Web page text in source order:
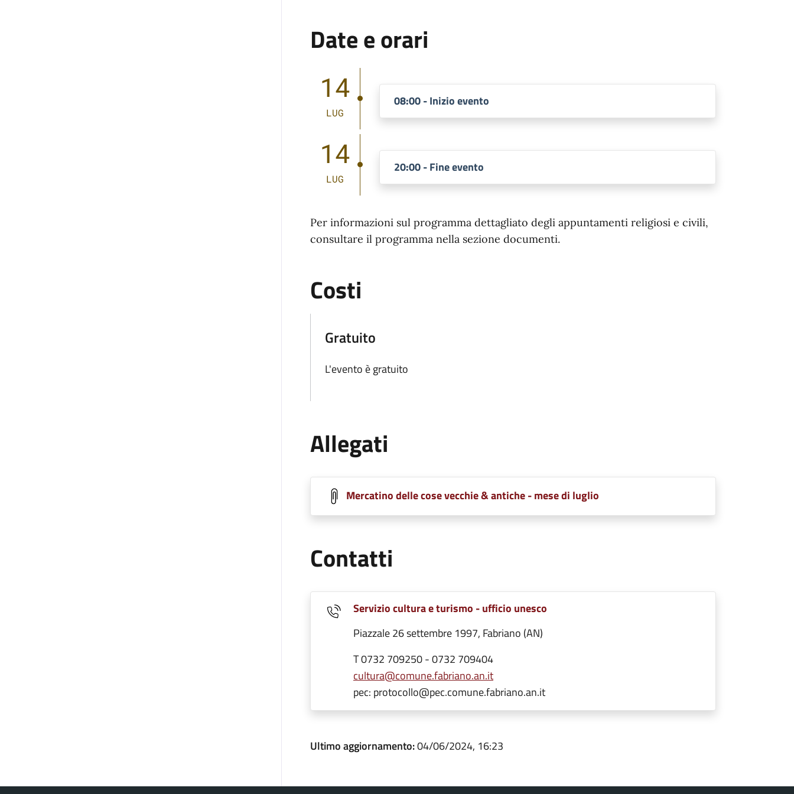
Date e orari
14
LUG
08:00 - Inizio evento
14
LUG
20:00 - Fine evento
Per informazioni sul programma dettagliato degli appuntamenti religiosi e civili,
consultare il programma nella sezione documenti.
Costi
Gratuito
L'evento è gratuito
Allegati
Mercatino delle cose vecchie & antiche - mese di luglio
Contatti
Servizio cultura e turismo - ufficio unesco
Piazzale 26 settembre 1997, Fabriano (AN)
T 0732 709250 - 0732 709404
cultura@comune.fabriano.an.it
pec: protocollo@pec.comune.fabriano.an.it
Ultimo aggiornamento:04/06/2024, 16:23